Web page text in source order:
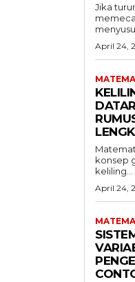
Jika
April 24,
konsep
keliling...
April 24,